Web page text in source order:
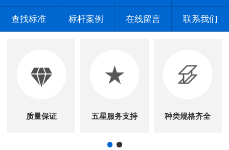
查找标准 标杆案例 在线留言 联系我们
质量保证 五星服务支持 种类规格齐全